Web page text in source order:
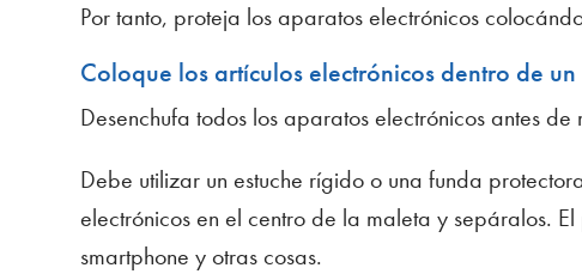
Por tanto, proteja los aparatos electrónicos
Coloque los artículos electrónicos dentro de
Desenchufa todos los aparatos electrónicos antes
Debe utilizar un estuche rígido o una funda
electrónicos en el centro de la maleta y sepáralos.
smartphone y otras cosas.